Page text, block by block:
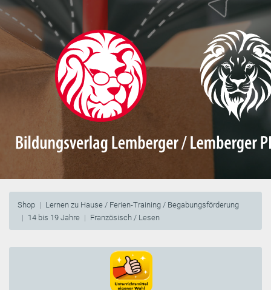
Shop
Lernen zu Hause / Ferien-Training / Begabungsförderung
14 bis 19 Jahre
Französisch / Lesen